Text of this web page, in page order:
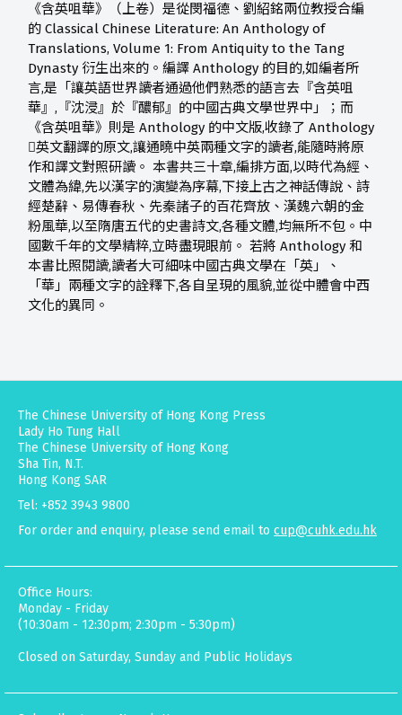
《含英咀華》（上卷）是從閔福德、劉紹銘兩位教授合編
的 Classical Chinese Literature: An Anthology of
Translations, Volume 1: From Antiquity to the Tang
Dynasty 衍生出來的。編譯 Anthology 的目的,如編者所
言,是「讓英語世界讀者通過他們熟悉的語言去『含英咀
華』,『沈浸』於『醲郁』的中國古典文學世界中」；而
《含英咀華》則是 Anthology 的中文版,收錄了 Anthology
英文翻譯的原文,讓通曉中英兩種文字的讀者,能隨時將原
作和譯文對照研讀。 本書共三十章,編排方面,以時代為經、
文體為緯,先以漢字的演變為序幕,下接上古之神話傳說、詩
經楚辭、易傳春秋、先秦諸子的百花齊放、漢魏六朝的金
粉風華,以至隋唐五代的史書詩文,各種文體,均無所不包。中
國數千年的文學精粹,立時盡現眼前。 若將 Anthology 和
本書比照閱讀,讀者大可細味中國古典文學在「英」、
「華」兩種文字的詮釋下,各自呈現的風貌,並從中體會中西
文化的異同。
The Chinese University of Hong Kong Press
Lady Ho Tung Hall
The Chinese University of Hong Kong
Sha Tin, N.T.
Hong Kong SAR
Tel: +852 3943 9800
For order and enquiry, please send email to cup@cuhk.edu.hk
Office Hours:
Monday - Friday
(10:30am - 12:30pm; 2:30pm - 5:30pm)
Closed on Saturday, Sunday and Public Holidays